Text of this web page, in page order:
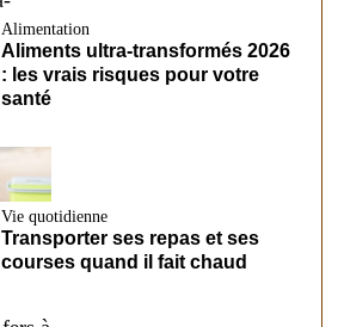
Alimentation
Aliments ultra-transformés 2026
: les vrais risques pour votre
santé
Vie quotidienne
Transporter ses repas et ses
courses quand il fait chaud